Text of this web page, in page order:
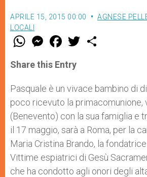
APRILE 15, 2015 00:00 AGNESE
LOCALI
W
t
s
p
p
M
e
s
e
g
e
r
F
a
e
b
o
k
w
r
Share this Entry
Pasquale è un vivace bambino di
poco ricevuto la primacomunione,
(Benevento) con la sua famiglia e
il 17 maggio, sarà a Roma, per la
Maria Cristina Brando, la
Vittime espiatrici di Gesù
che ha condotto agli onori degli